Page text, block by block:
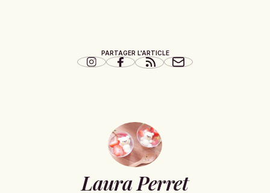
PARTAGER L'ARTICLE
Laura Perret